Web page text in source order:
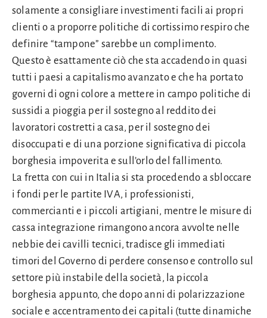
solamente a consigliare investimenti facili ai propri
clienti o a proporre politiche di cortissimo respiro che
definire “tampone” sarebbe un complimento.
Questo è esattamente ciò che sta accadendo in quasi
tutti i paesi a capitalismo avanzato e che ha portato
governi di ogni colore a mettere in campo politiche di
sussidi a pioggia per il sostegno al reddito dei
lavoratori costretti a casa, per il sostegno dei
disoccupati e di una porzione significativa di piccola
borghesia impoverita e sull’orlo del fallimento.
La fretta con cui in Italia si sta procedendo a sbloccare
i fondi per le partite IVA, i professionisti,
commercianti e i piccoli artigiani, mentre le misure di
cassa integrazione rimangono ancora avvolte nelle
nebbie dei cavilli tecnici, tradisce gli immediati
timori del Governo di perdere consenso e controllo sul
settore più instabile della società, la piccola
borghesia appunto, che dopo anni di polarizzazione
sociale e accentramento dei capitali (tutte dinamiche